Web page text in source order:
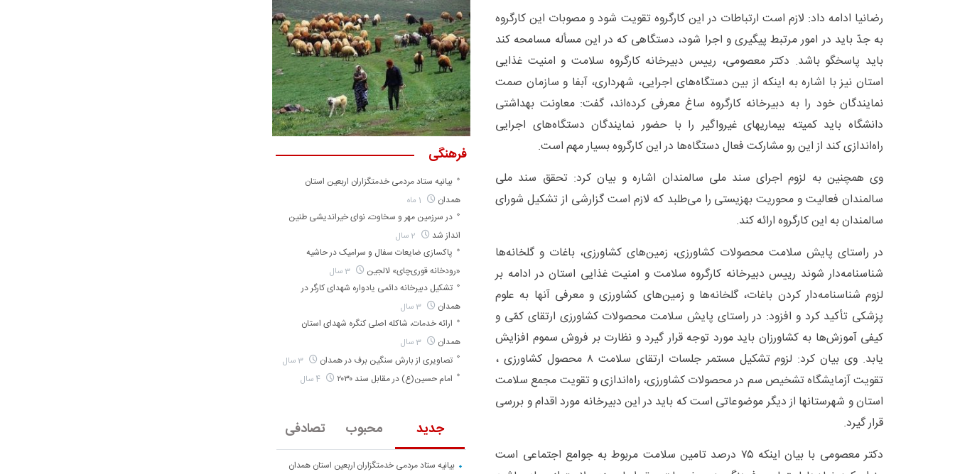
رضانیا ادامه داد: لازم است ارتباطات در این کارگروه تقویت شود و مصوبات این کارگروه
به جدّ باید در امور مرتبط پیگیری و اجرا شود، دستگاهی که در این مسأله مسامحه کند
باید پاسخگو باشد. دکتر معصومی، رییس دبیرخانه کارگروه سلامت و امنیت غذایی
استان نیز با اشاره به اینکه از بین دستگاه‌های اجرایی، شهرداری، آبفا و سازمان صمت
نمایندگان خود را به دبیرخانه کارگروه ساغ معرفی کرده‌اند، گفت: معاونت بهداشتی
دانشگاه باید کمیته بیماریهای غیرواگیر را با حضور نمایندگان دستگاه‌های اجرایی
راه‌اندازی کند از این رو مشارکت فعال دستگاه‌ها در این کارگروه بسیار مهم است.
وی همچنین به لزوم اجرای سند ملی سالمندان اشاره و بیان کرد: تحقق سند ملی
سالمندان فعالیت و محوریت بهزیستی را می‌طلبد که لازم است گزارشی از تشکیل شورای
سالمندان به این کارگروه ارائه کند.
در راستای پایش سلامت محصولات کشاورزی، زمین‌های کشاورزی، باغات و گلخانه‌ها
شناسنامه‌دار شوند رییس دبیرخانه کارگروه سلامت و امنیت غذایی استان در ادامه بر
لزوم شناسنامه‌دار کردن باغات، گلخانه‌ها و زمین‌های کشاورزی و معرفی آنها به علوم
پزشکی تأکید کرد و افزود: در راستای پایش سلامت محصولات کشاورزی ارتقای کمّی و
کیفی آموزش‌ها به کشاورزان باید مورد توجه قرار گیرد و نظارت بر فروش سموم افزایش
یابد. وی بیان کرد: لزوم تشکیل مستمر جلسات ارتقای سلامت ۸ محصول کشاورزی ،
تقویت آزمایشگاه تشخیص سم در محصولات کشاورزی، راه‌اندازی و تقویت مجمع سلامت
استان و شهرستانها از دیگر موضوعاتی است که باید در این دبیرخانه مورد اقدام و بررسی
قرار گیرد.
دکتر معصومی با بیان اینکه ۷۵ درصد تامین سلامت مربوط به جوامع اجتماعی است
جدید محبوب تصادفی
بیانیه ستاد مردمی خدمتگزاران اربعین استان همدان
فرهنگی
بیانیه ستاد مردمی خدمتگزاران اربعین استان
همدان
در سرزمین مهر و سخاوت، نوای خیراندیشی طنین
انداز شد
پاکسازی ضایعات سفال و سرامیک در حاشیه
«رودخانه قوری‌چای» لالجین
3 سال
تشکیل دبیرخانه دائمی یادواره شهدای کارگر در
همدان
3 سال
ارائه خدمات، شاکله اصلی کنگره شهدای استان
همدان
3 سال
تصاویری از بارش سنگین برف در همدان 3 سال
امام حسین(ع) در مقابل سند ۲۰۳۰